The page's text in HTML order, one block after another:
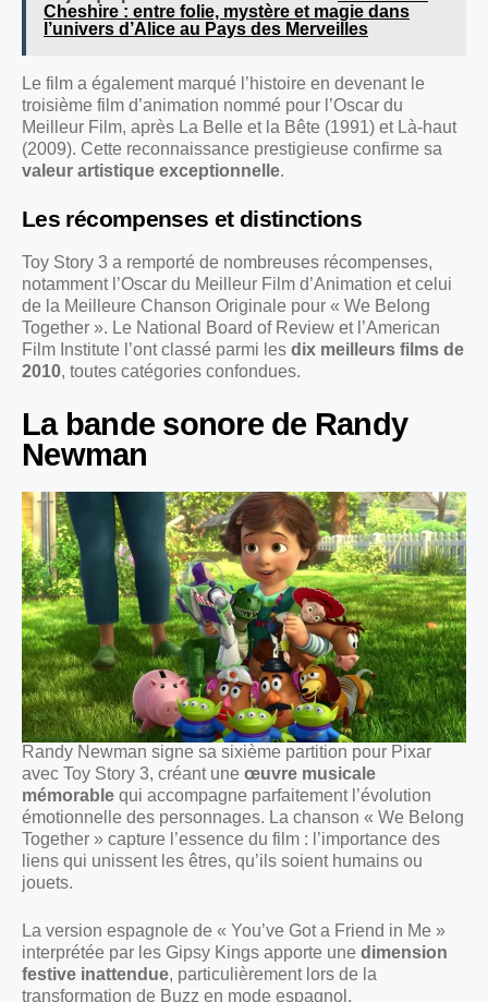
Cheshire : entre folie, mystère et magie dans
l’univers d’Alice au Pays des Merveilles
Le film a également marqué l’histoire en devenant le
troisième film d’animation nommé pour l’Oscar du
Meilleur Film, après La Belle et la Bête (1991) et Là-haut
(2009). Cette reconnaissance prestigieuse confirme sa
valeur artistique exceptionnelle.
Les récompenses et distinctions
Toy Story 3 a remporté de nombreuses récompenses,
notamment l’Oscar du Meilleur Film d’Animation et celui
de la Meilleure Chanson Originale pour « We Belong
Together ». Le National Board of Review et l’American
Film Institute l’ont classé parmi les dix meilleurs films de
2010, toutes catégories confondues.
La bande sonore de Randy
Newman
Randy Newman signe sa sixième partition pour Pixar
avec Toy Story 3, créant une œuvre musicale
mémorable qui accompagne parfaitement l’évolution
émotionnelle des personnages. La chanson « We Belong
Together » capture l’essence du film : l’importance des
liens qui unissent les êtres, qu’ils soient humains ou
jouets.
La version espagnole de « You’ve Got a Friend in Me »
interprétée par les Gipsy Kings apporte une dimension
festive inattendue, particulièrement lors de la
transformation de Buzz en mode espagnol.